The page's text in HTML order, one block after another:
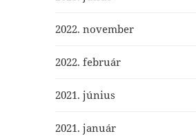
2022. november
2022. február
2021. június
2021. január